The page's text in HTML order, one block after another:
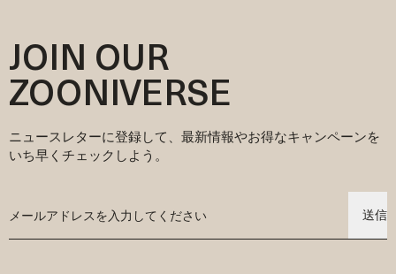
JOIN OUR
ZOONIVERSE
ニュースレターに登録して、最新情報やお得なキャンペーンを
いち早くチェックしよう。
送信